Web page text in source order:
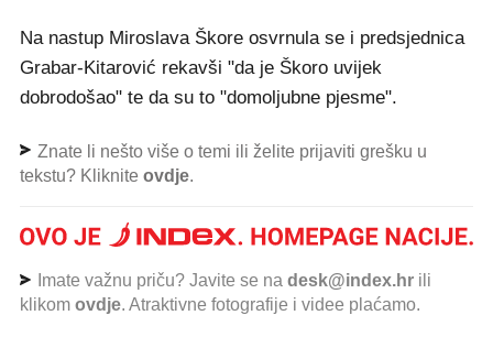
Na nastup Miroslava Škore osvrnula se i predsjednica
Grabar-Kitarović rekavši "da je Škoro uvijek
dobrodošao" te da su to "domoljubne pjesme".
Znate li nešto više o temi ili želite prijaviti grešku u
tekstu? Kliknite ovdje.
Imate važnu priču? Javite se na desk@index.hr ili
klikom ovdje. Atraktivne fotografije i videe plaćamo.